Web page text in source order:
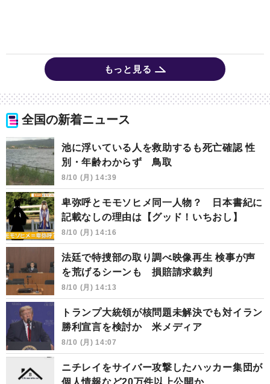
もっと見る
全国の新着ニュース
池に浮いている人を救助するも死亡確認 性
別・年齢わからず 鳥取
8/10 (月) 14:39
卑弥呼とモモソヒメ同一人物？ 日本書紀に
記載なしの理由は【グッド！いちおし】
8/10 (月) 14:16
法廷で特捜部の取り調べ映像再生 検事が声
を荒げるシーンも 損賠請求裁判
8/10 (月) 14:13
トランプ大統領が核問題未解決でも対イラン
勝利宣言を検討か 米メディア
8/10 (月) 14:07
ニチレイをサイバー攻撃したハッカー集団が
個人情報など20万件以上公開か